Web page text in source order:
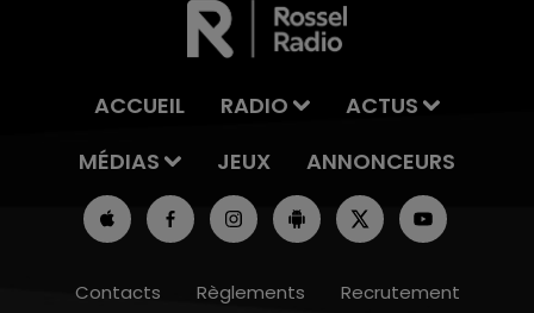
ACCUEIL RADIO
ACTUS
MÉDIAS
JEUX ANNONCEURS
Contacts Règlements Recrutement